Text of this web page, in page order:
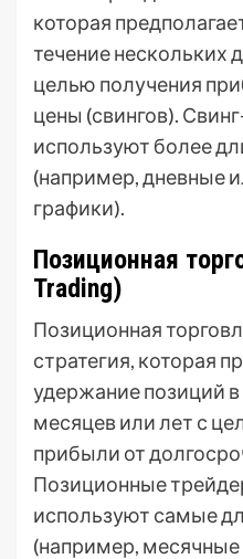
которая
течение нескольких
целью получения
цены (свингов).
используют более
(например, дневные
графики).
Позиционная
Trading)
Позиционная
стратегия, которая
удержание позиций
месяцев или лет с
прибыли от
Позиционные
используют самые
(например,